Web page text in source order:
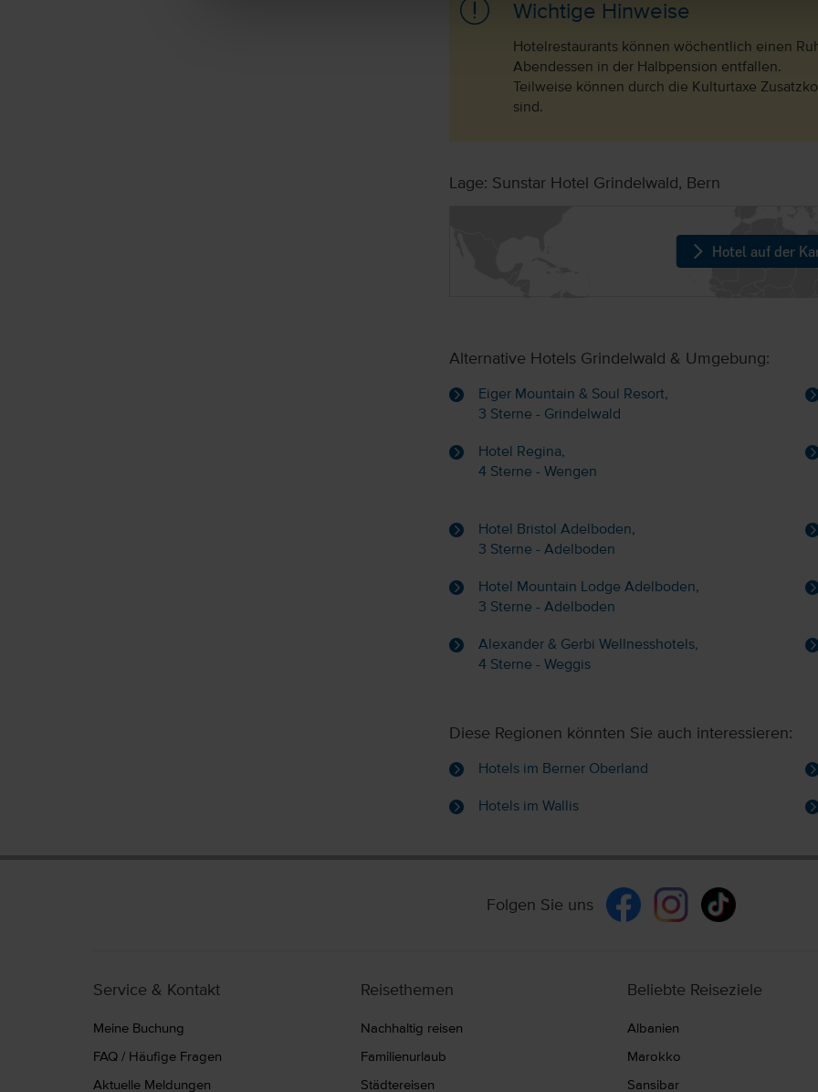
Wichtige Hinweise
Hotelrestaurants können wöchentlich einen
Abendessen in der Halbpension entfallen.
Teilweise können durch die Kulturtaxe
sind.
Lage: Sunstar Hotel Grindelwald, Bern
Hotel auf der
Alternative Hotels Grindelwald & Umgebung:
Eiger Mountain & Soul Resort,
3 Sterne - Grindelwald
Hotel Regina,
4 Sterne - Wengen
Hotel Bristol Adelboden,
3 Sterne - Adelboden
Hotel Mountain Lodge Adelboden,
3 Sterne - Adelboden
Alexander & Gerbi Wellnesshotels,
4 Sterne - Weggis
Diese Regionen könnten Sie auch interessieren:
Hotels im Berner Oberland
Hotels im Wallis
Folgen Sie uns
Service & Kontakt
Meine Buchung
FAQ / Häufige Fragen
Aktuelle Meldungen
Reisethemen
Nachhaltig reisen
Familienurlaub
Städtereisen
Beliebte Reiseziele
Albanien
Marokko
Sansibar